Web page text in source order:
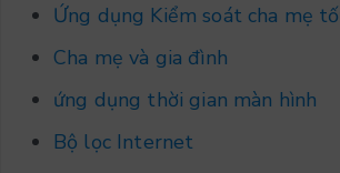
Ứng dụng Kiểm soát cha mẹ
Cha mẹ và gia đình
ứng dụng thời gian màn hình
Bộ lọc Internet